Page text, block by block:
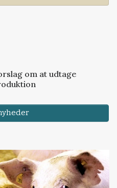
om at udtage